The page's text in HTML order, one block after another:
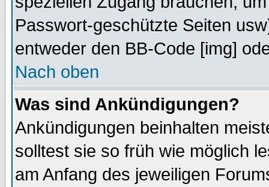
Passwort-geschützte Seiten
entweder den BB-Code [img]
Nach oben
Was sind Ankündigungen?
Ankündigungen beinhalten
solltest sie so früh wie möglich
am Anfang des jeweiligen